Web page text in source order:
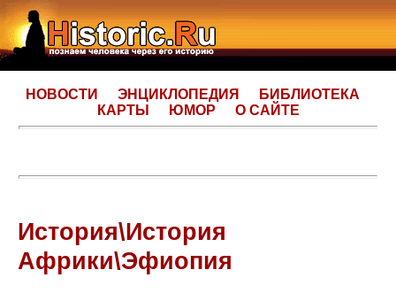
НОВОСТИ ЭНЦИКЛОПЕДИЯ
БИБЛИОТЕКА
КАРТЫ
ЮМОР О САЙТЕ
История\История
Африки\Эфиопия